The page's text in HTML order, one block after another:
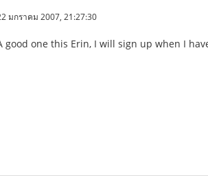
มกราคม 2007, 21:27:30
good one this Erin, I will sign up when I